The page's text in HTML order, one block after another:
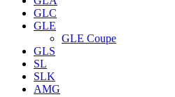
GLC
GLE
GLE Coupe
GLS
SL
SLK
AMG